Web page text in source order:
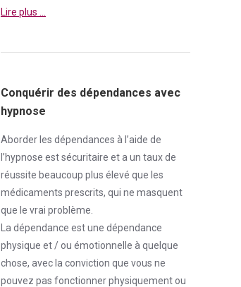
Lire plus …
Conquérir des dépendances avec
hypnose
Aborder les dépendances à l’aide de
l’hypnose est sécuritaire et a un taux de
réussite beaucoup plus élevé que les
médicaments prescrits, qui ne masquent
que le vrai problème.
La dépendance est une dépendance
physique et / ou émotionnelle à quelque
chose, avec la conviction que vous ne
pouvez pas fonctionner physiquement ou